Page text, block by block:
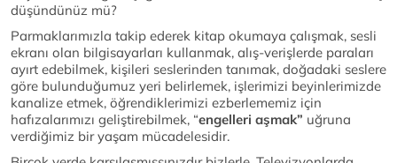
düşündünüz mü?
Parmaklarımızla takip ederek kitap okumaya çalışmak, sesli
ekranı olan bilgisayarları kullanmak, alış-verişlerde paraları
ayırt edebilmek, kişileri seslerinden tanımak, doğadaki seslere
göre bulunduğumuz yeri belirlemek, işlerimizi beyinlerimizde
kanalize etmek, öğrendiklerimizi ezberlememiz için
hafızalarımızı geliştirebilmek, “engelleri aşmak” uğruna
verdiğimiz bir yaşam mücadelesidir.